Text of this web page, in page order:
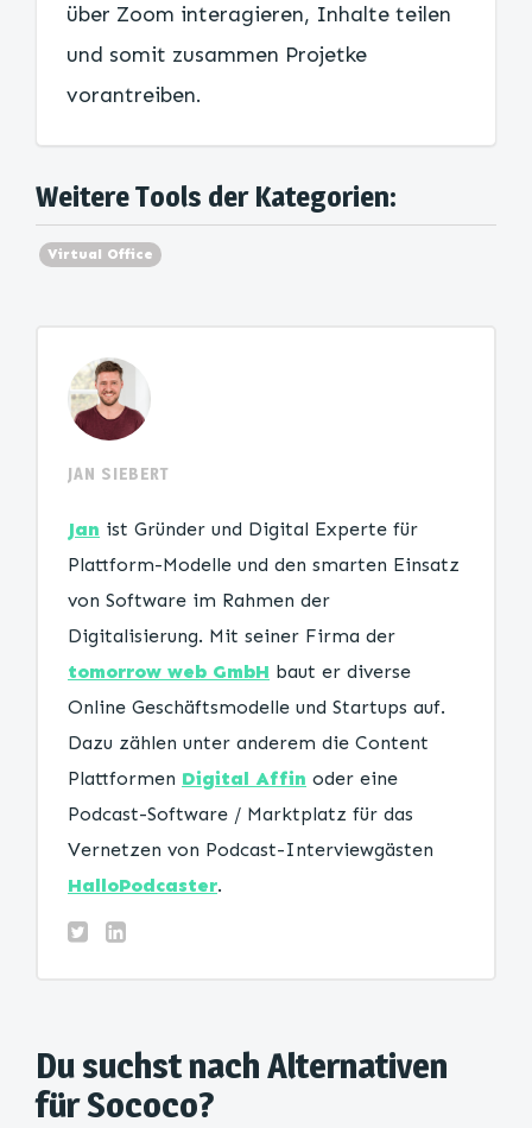
über Zoom interagieren, Inhalte teilen
und somit zusammen Projetke
vorantreiben.
Weitere Tools der Kategorien:
Virtual Office
JAN SIEBERT
Jan ist Gründer und Digital Experte für
Plattform-Modelle und den smarten Einsatz
von Software im Rahmen der
Digitalisierung. Mit seiner Firma der
tomorrow web GmbH baut er diverse
Online Geschäftsmodelle und Startups auf.
Dazu zählen unter anderem die Content
Plattformen Digital Affin oder eine
Podcast-Software / Marktplatz für das
Vernetzen von Podcast-Interviewgästen
HalloPodcaster.
Du suchst nach Alternativen
für Sococo?